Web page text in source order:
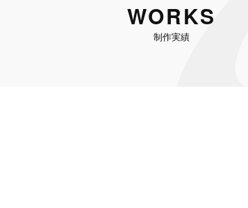
WORKS
制作実績